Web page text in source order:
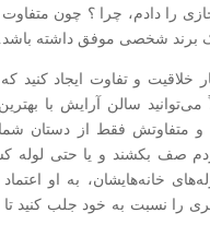
را دادم، چرا ؟ چون متفاوت
برند شخصی موفق داشته باشد.
خلاقیت و تفاوت ایجاد
سالن آرایش با
فقط از دستان شما
صف بکشند و یا حتی
خانه‌هایشان، به او
را نسبت به خود جلب کنید